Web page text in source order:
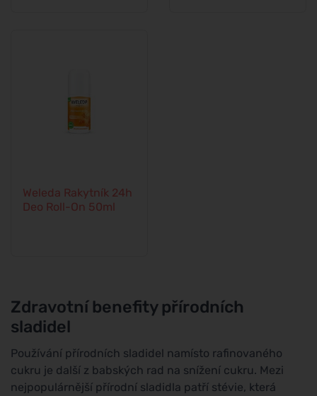
Weleda Rakytník 24h
Deo Roll-On 50ml
Zdravotní benefity přírodních
sladidel
Používání přírodních sladidel namísto rafinovaného
cukru je další z babských rad na snížení cukru. Mezi
nejpopulárnější přírodní sladidla patří stévie, která